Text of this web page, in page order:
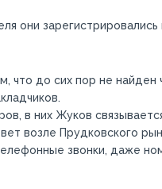
они зарегистрировались
что до сих пор не найден
в них Жуков
возле Прудковского
звонки, даже